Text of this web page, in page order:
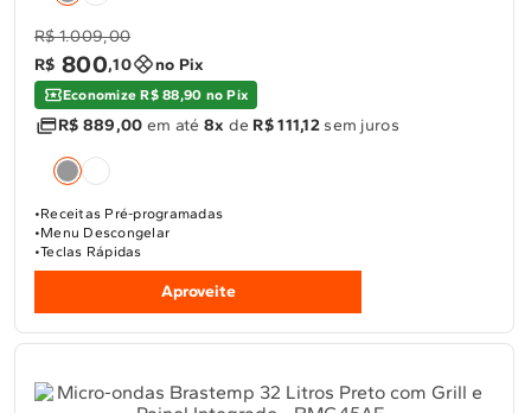
R$ 1.009,00
R$ 800,10 no Pix
Economize R$ 88,90 no Pix
R$ 889,00 em até 8x de R$ 111,12 sem juros
Receitas Pré-programadas
Menu Descongelar
Teclas Rápidas
Aproveite